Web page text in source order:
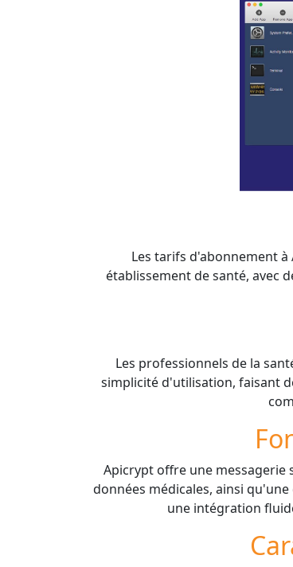
Les tarifs d'abonnement
établissement de santé, avec
Les professionnels de la
simplicité d'utilisation, faisant
Apicrypt offre une
données médicales, ainsi
une intégration